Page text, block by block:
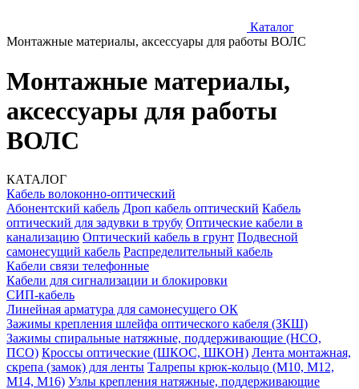
Каталог
Монтажные материалы, аксессуары для работы ВОЛС
Монтажные материалы,
аксессуары для работы
ВОЛС
КАТАЛОГ
Кабель волоконно-оптический
Абонентский кабель Дроп кабель оптический Кабель
оптический для задувки в трубу Оптические кабели в
канализацию Оптический кабель в грунт Подвесной
самонесущий кабель Распределительный кабель
Кабели связи телефонные
Кабели для сигнализации и блокировки
СИП-кабель
Линейная арматура для самонесущего ОК
Зажимы крепления шлейфа оптического кабеля (ЗКШ)
Зажимы спиральные натяжные, поддерживающие (НСО,
ПСО) Кроссы оптические (ШКОС, ШКОН) Лента монтажная,
скрепа (замок) для ленты Талрепы крюк-кольцо (М10, М12,
М14, М16) Узлы крепления натяжные, поддерживающие